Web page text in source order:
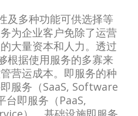
及多种功能可供选择等
为企业客户免除了运营
大量资本和人力。透过
根据使用服务的多寡来
营运成本。即服务的种
服务（SaaS, Software
台即服务（PaaS,